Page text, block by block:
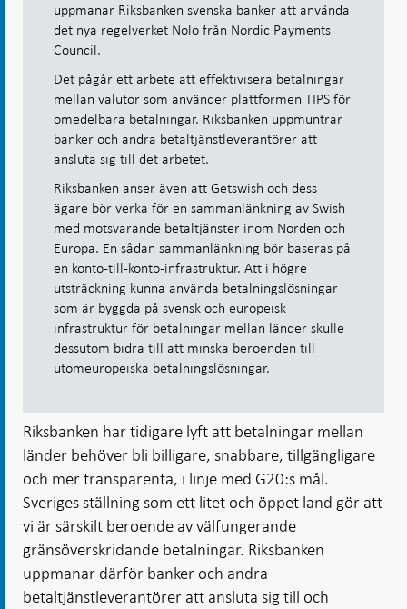
uppmanar Riksbanken svenska banker att använda
det nya regelverket Nolo från Nordic Payments
Council.
Det pågår ett arbete att effektivisera betalningar
mellan valutor som använder plattformen TIPS för
omedelbara betalningar. Riksbanken uppmuntrar
banker och andra betaltjänstleverantörer att
ansluta sig till det arbetet.
Riksbanken anser även att Getswish och dess
ägare bör verka för en sammanlänkning av Swish
med motsvarande betaltjänster inom Norden och
Europa. En sådan sammanlänkning bör baseras på
en konto-till-konto-infrastruktur. Att i högre
utsträckning kunna använda betalningslösningar
som är byggda på svensk och europeisk
infrastruktur för betalningar mellan länder skulle
dessutom bidra till att minska beroenden till
utomeuropeiska betalningslösningar.
Riksbanken har tidigare lyft att betalningar mellan
länder behöver bli billigare, snabbare, tillgängligare
och mer transparenta, i linje med G20:s mål.
Sveriges ställning som ett litet och öppet land gör att
vi är särskilt beroende av välfungerande
gränsöverskridande betalningar. Riksbanken
uppmanar därför banker och andra
betaltjänstleverantörer att ansluta sig till och